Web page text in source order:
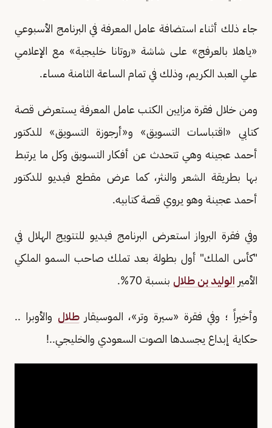
جاء ذلك أثناء استضافة عامل المعرفة في البرنامج الأسبوعي
«ياهلا بالعرفج» على شاشة «روتانا خليجية» مع الإعلامي
علي العبد الكريم، وذلك في تمام الساعة الثامنة مساء.
ومن خلال فقرة مزايين الكتب عامل المعرفة يستعرض قصة
كتابي «اقتباسات التسويق» و«أرجوزة التسويق» للدكتور
أحمد عجينه وهي تتحدث عن أفكار التسويق وكل ما يرتبط
بها بطريقة الشعر والنثر، كما عرض مقطع فيديو للدكتور
أحمد عجينة وهو يروي قصة كتابيه.
وفي فقرة البرواز استعرض البرنامج فيديو للتتويج الهلال في
"كأس الملك" أول بطولة بعد تملك صاحب السمو الملكي
الأمير الوليد بن طلال بنسبة 70%.
وأخيراً ؛ وفي فقرة «سيرة وتر»، الموسيقارطلال والأوبرا ..
حكاية إبداع يجسدها الصوت السعودي والخليجي..!